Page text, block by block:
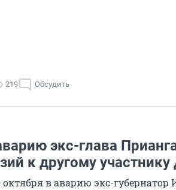
219 Обсудить
экс-глава
к другому
в аварию экс-губернатор